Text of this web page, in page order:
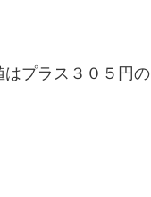
プラス３０５円の